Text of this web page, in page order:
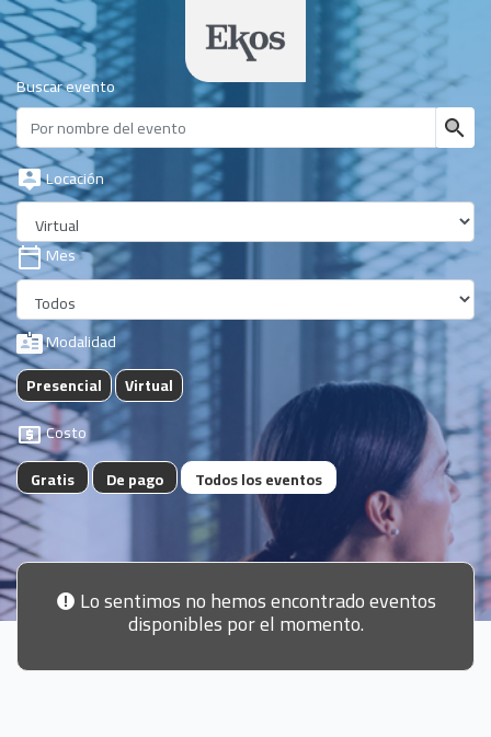
Buscar evento
Locación
Mes
Modalidad
Presencial Virtual
Costo
Gratis De pago Todos los eventos
Lo sentimos no hemos encontrado eventos
disponibles por el momento.